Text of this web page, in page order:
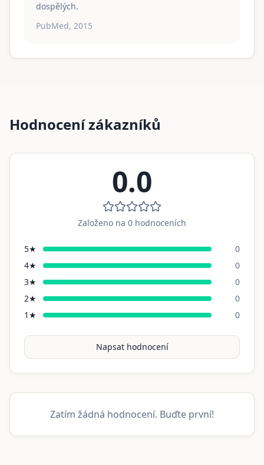
dospělých.
PubMed, 2015
Hodnocení zákazníků
0.0
Založeno na 0 hodnoceních
5★
0
4★
0
3★
0
2★
0
1 ★ 0
Napsat hodnocení
Zatím žádná hodnocení. Buďte první!